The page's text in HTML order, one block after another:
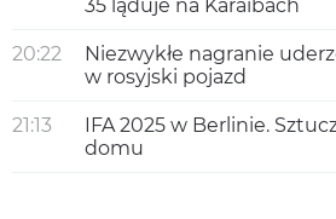
35 ląduje na Karaibach
20:22
Niezwykłe nagranie
w rosyjski pojazd
21:13
IFA 2025 w Berlinie.
domu